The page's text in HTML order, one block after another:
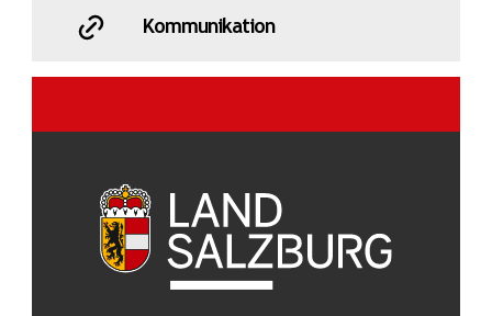
Kommunikation